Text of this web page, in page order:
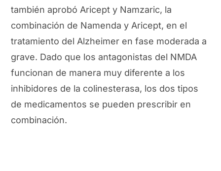
también aprobó Aricept y Namzaric, la
combinación de Namenda y Aricept, en el
tratamiento del Alzheimer en fase moderada a
grave. Dado que los antagonistas del NMDA
funcionan de manera muy diferente a los
inhibidores de la colinesterasa, los dos tipos
de medicamentos se pueden prescribir en
combinación.